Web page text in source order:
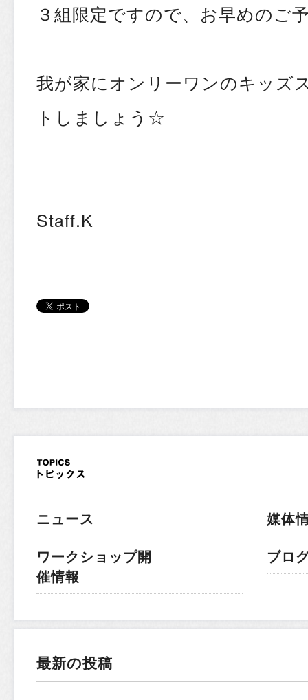
３組限定ですので、お早めのご
我が家にオンリーワンのキッズ
トしましょう☆
Staff.K
ニュース
ワークショップ開
催情報
媒体
ブロ
最新の投稿